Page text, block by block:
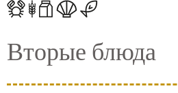
Вторые блюда